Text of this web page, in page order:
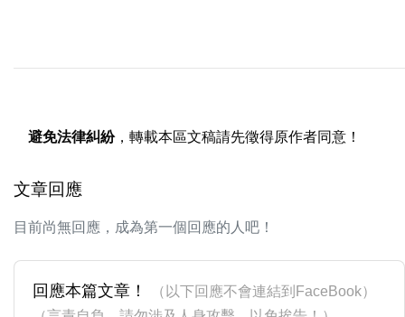
避免法律糾紛，轉載本區文稿請先徵得原作者同意！
文章回應
目前尚無回應，成為第一個回應的人吧！
回應本篇文章！
（以下回應不會連結到FaceBook）